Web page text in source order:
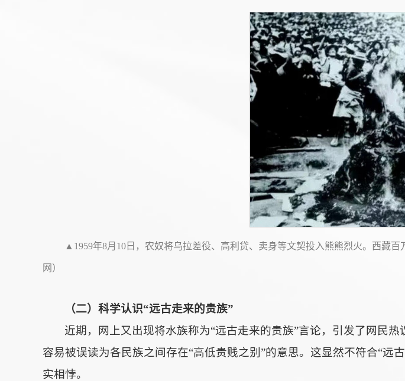
▲1959年8月10日，农奴将乌拉差役、高利贷、卖身等文契投入熊熊烈火。西藏
网）
（二）科学认识“远古走来的贵族”
近期，网上又出现将水族称为“远古走来的贵族”言论，引发了网民
容易被误读为各民族之间存在“高低贵贱之别”的意思。这显然不符合“
实相悖。